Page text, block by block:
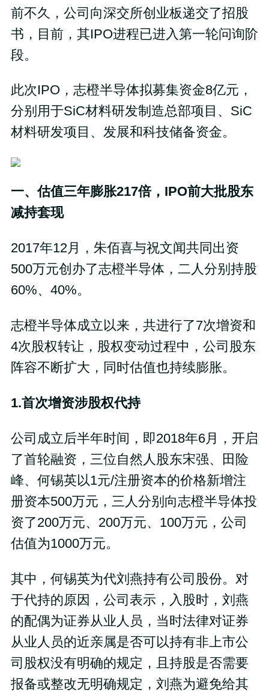
前不久，公司向深交所创业板递交了招股
书，目前，其IPO进程已进入第一轮问询阶
段。
此次IPO，志橙半导体拟募集资金8亿元，
分别用于SiC材料研发制造总部项目、SiC
材料研发项目、发展和科技储备资金。
一、估值三年膨胀217倍，IPO前大批股东
减持套现
2017年12月，朱佰喜与祝文闻共同出资
500万元创办了志橙半导体，二人分别持股
60%、40%。
志橙半导体成立以来，共进行了7次增资和
4次股权转让，股权变动过程中，公司股东
阵容不断扩大，同时估值也持续膨胀。
1.首次增资涉股权代持
公司成立后半年时间，即2018年6月，开启
了首轮融资，三位自然人股东宋强、田险
峰、何锡英以1元/注册资本的价格新增注
册资本500万元，三人分别向志橙半导体投
资了200万元、200万元、100万元，公司
估值为1000万元。
其中，何锡英为代刘燕持有公司股份。对
于代持的原因，公司表示，入股时，刘燕
的配偶为证券从业人员，当时法律对证券
从业人员的近亲属是否可以持有非上市公
司股权没有明确的规定，且持股是否需要
报备或整改无明确规定，刘燕为避免给其